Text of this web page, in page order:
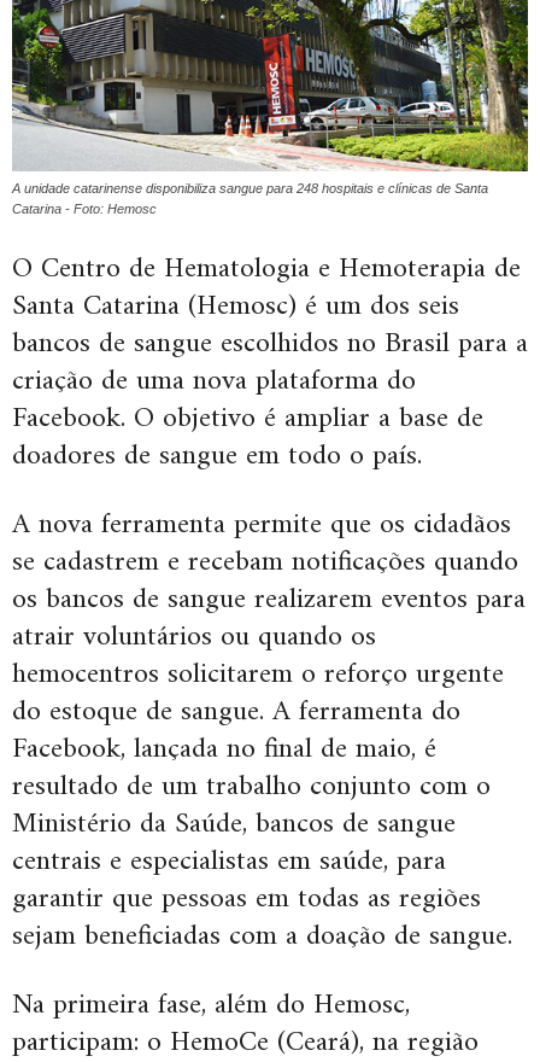
A unidade catarinense disponibiliza sangue para 248 hospitais e clínicas de Santa
Catarina - Foto: Hemosc
O Centro de Hematologia e Hemoterapia de
Santa Catarina (Hemosc) é um dos seis
bancos de sangue escolhidos no Brasil para a
criação de uma nova plataforma do
Facebook. O objetivo é ampliar a base de
doadores de sangue em todo o país.
A nova ferramenta permite que os cidadãos
se cadastrem e recebam notificações quando
os bancos de sangue realizarem eventos para
atrair voluntários ou quando os
hemocentros solicitarem o reforço urgente
do estoque de sangue. A ferramenta do
Facebook, lançada no final de maio, é
resultado de um trabalho conjunto com o
Ministério da Saúde, bancos de sangue
centrais e especialistas em saúde, para
garantir que pessoas em todas as regiões
sejam beneficiadas com a doação de sangue.
Na primeira fase, além do Hemosc,
participam: o HemoCe (Ceará), na região